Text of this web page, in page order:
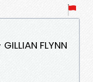
FLYNN